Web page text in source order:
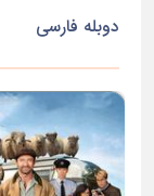
دوبله فارسی